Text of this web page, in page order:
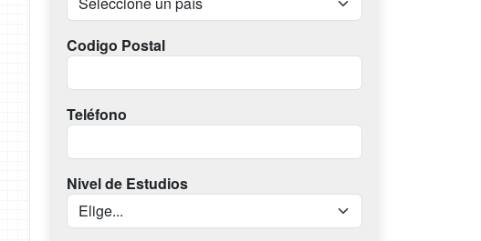
Codigo Postal
Teléfono
Nivel de Estudios